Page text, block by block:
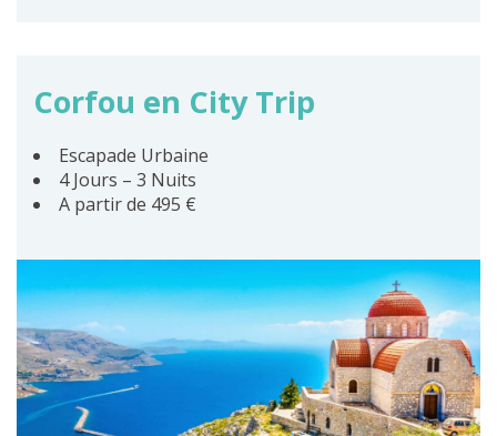
Corfou en City Trip
Escapade Urbaine
4 Jours – 3 Nuits
A partir de 495 €